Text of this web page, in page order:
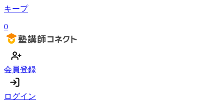
キープ
0
会員登録
ログイン